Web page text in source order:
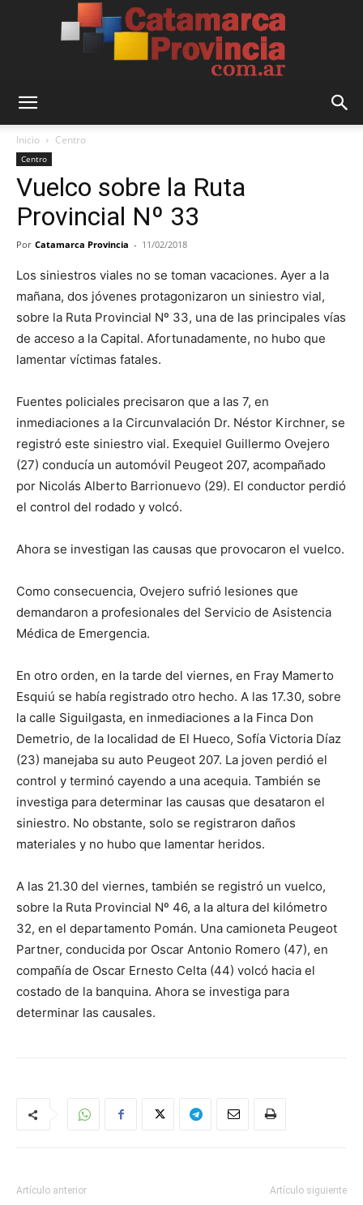
Provincia
Inicio Centro
Centro
Vuelco sobre la Ruta
Provincial Nº 33
Por Catamarca Provincia - 11/02/2018
Los siniestros viales no se toman vacaciones. Ayer a la
mañana, dos jóvenes protagonizaron un siniestro vial,
sobre la Ruta Provincial Nº 33, una de las principales vías
de acceso a la Capital. Afortunadamente, no hubo que
lamentar víctimas fatales.
Fuentes policiales precisaron que a las 7, en
inmediaciones a la Circunvalación Dr. Néstor Kirchner, se
registró este siniestro vial. Exequiel Guillermo Ovejero
(27) conducía un automóvil Peugeot 207, acompañado
por Nicolás Alberto Barrionuevo (29). El conductor perdió
el control del rodado y volcó.
Ahora se investigan las causas que provocaron el vuelco.
Como consecuencia, Ovejero sufrió lesiones que
demandaron a profesionales del Servicio de Asistencia
Médica de Emergencia.
En otro orden, en la tarde del viernes, en Fray Mamerto
Esquiú se había registrado otro hecho. A las 17.30, sobre
la calle Siguilgasta, en inmediaciones a la Finca Don
Demetrio, de la localidad de El Hueco, Sofía Victoria Díaz
(23) manejaba su auto Peugeot 207. La joven perdió el
control y terminó cayendo a una acequia. También se
investiga para determinar las causas que desataron el
siniestro. No obstante, solo se registraron daños
materiales y no hubo que lamentar heridos.
A las 21.30 del viernes, también se registró un vuelco,
sobre la Ruta Provincial Nº 46, a la altura del kilómetro
32, en el departamento Pomán. Una camioneta Peugeot
Partner, conducida por Oscar Antonio Romero (47), en
compañía de Oscar Ernesto Celta (44) volcó hacia el
costado de la banquina. Ahora se investiga para
determinar las causales.
Artículo anterior Artículo siguiente